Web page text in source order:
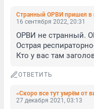
16 сентября 2022, 20:31
ОРВИ не странный.
Острая
Кто у вас там
ОТВЕТИТЬ
27 декабря 2021, 03:13